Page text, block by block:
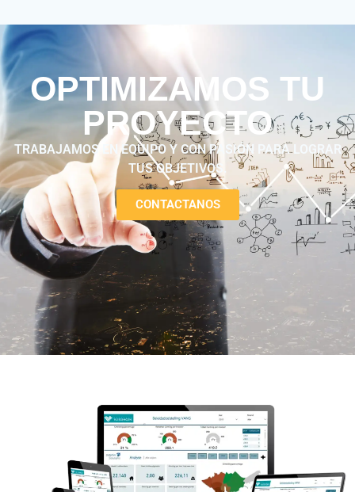
OPTIMIZAMOS TU
PROYECTO
TRABAJAMOS EN EQUIPO Y CON PASIÓN PARA LOGRAR
TUS OBJETIVOS.
CONTACTANOS